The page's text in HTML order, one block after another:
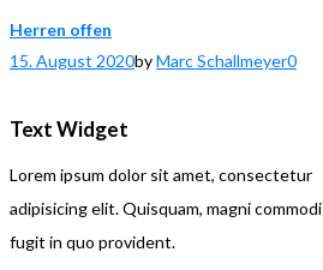
Herren offen
15. August 2020byMarc Schallmeyer0
Text Widget
Lorem ipsum dolor sit amet, consectetur
adipisicing elit. Quisquam, magni commodi
fugit in quo provident.